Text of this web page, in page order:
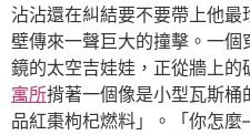
沾沾還在糾結要不要帶上他
壁傳來一聲巨大的撞擊。一
鏡的太空吉娃娃，正從牆上的
寓所揹著一個像是小型瓦斯
品紅棗枸杞燃料」。「你怎